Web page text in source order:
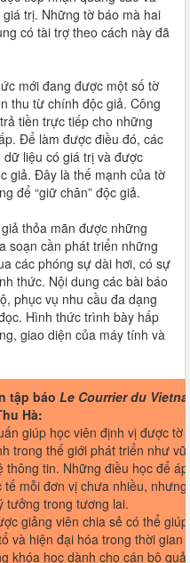
trị. Những tờ báo mà hai
có tài trợ theo cách này đã
mới đang được một số tờ
thu từ chính độc giả. Công
tiền trực tiếp cho những
Để làm được điều đó, các
liệu có giá trị và được
giả. Đây là thế mạnh của tờ
để “giữ chân” độc giả.
thỏa mãn được những
soạn cần phát triển những
các phóng sự dài hơi, có sự
thức. Nội dung các bài báo
phục vụ nhu cầu đa dạng
Hình thức trình bày hấp
giao diện của máy tính và
tập báo Le Courrier du
Hà:
giúp học viên định vị được tờ
trong thế giới phát triển như
thông tin. Những điều học để
tế mỗi đơn vị chưa nhiều,
tưởng trong tương lai.
giảng viên chia sẻ có thể
và hiện đại hóa trong thời gian
khóa học dành cho cán bộ